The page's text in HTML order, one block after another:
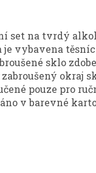
set na tvrdý
je vybavena
sklo
okraj
pouze pro
v barevné